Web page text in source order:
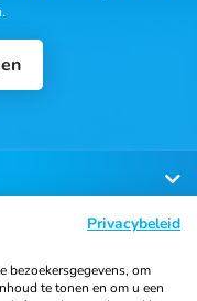
Privacybeleid
bezoekersgegevens, om
te tonen en om u een